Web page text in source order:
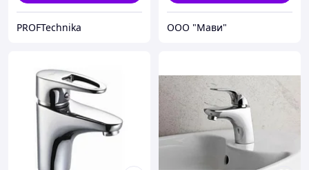
PROFTechnika ООО "Мави"